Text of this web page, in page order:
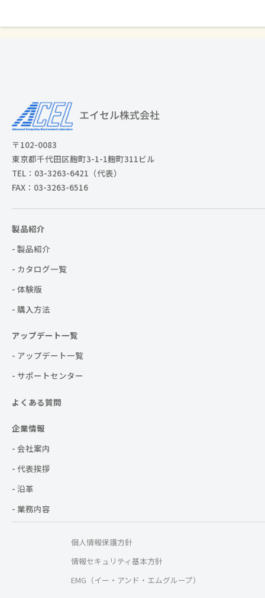
〒102-0083
東京都千代田区麹町3-1-1麹町311ビル
TEL：03-3263-6421（代表）
FAX：03-3263-6516
製品紹介
- 製品紹介
- カタログ一覧
- 体験版
- 購入方法
アップデート一覧
- アップデート一覧
- サポートセンター
よくある質問
企業情報
- 会社案内
- 代表挨拶
- 沿革
- 業務内容
個人情報保護方針
情報セキュリティ基本方針
EMG（イー・アンド・エムグループ）